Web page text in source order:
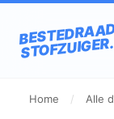
Home / Alle